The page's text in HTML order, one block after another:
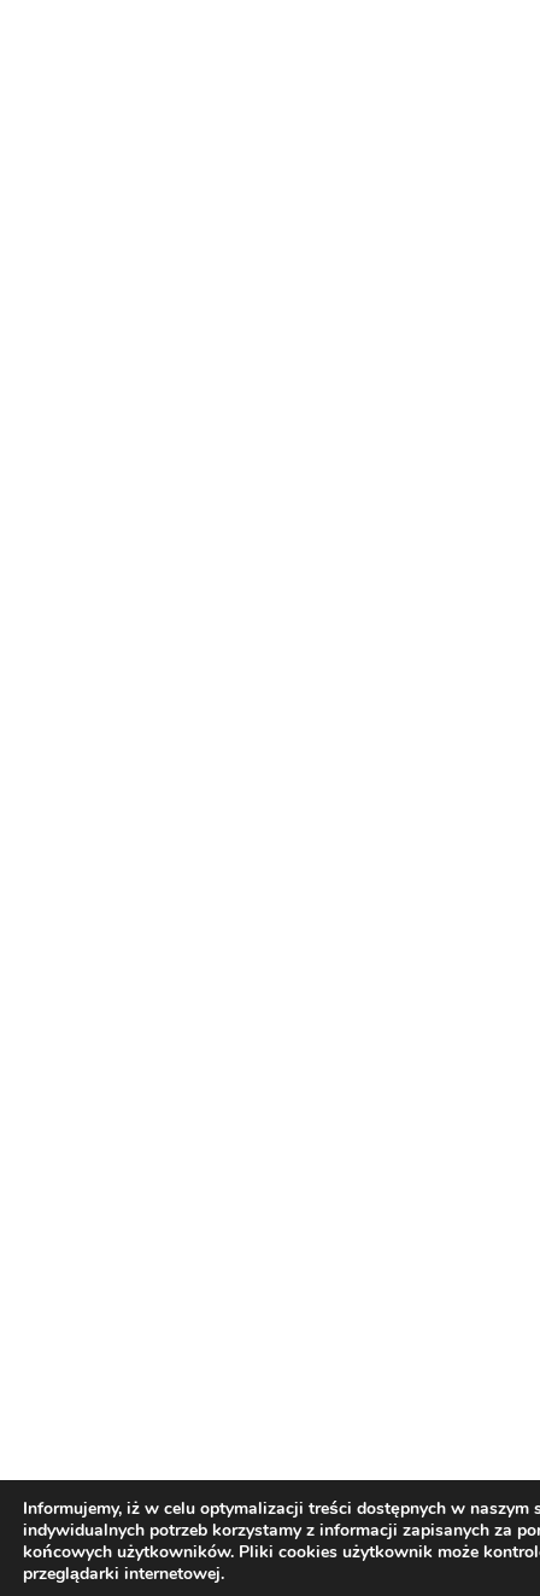
Informujemy, iż w celu optymalizacji treści dostępnych w
indywidualnych potrzeb korzystamy z informacji zapisanych za
końcowych użytkowników. Pliki cookies użytkownik może
przeglądarki internetowej.